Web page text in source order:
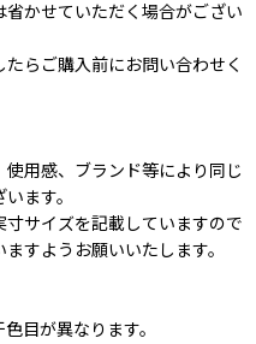
かせていただく場合がござい
らご購入前にお問い合わせく
用感、ブランド等により同じ
ます。
サイズを記載していますので
すようお願いいたします。
目が異なります。